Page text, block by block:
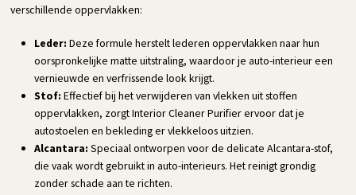
verschillende oppervlakken:
Leder: Deze formule herstelt lederen oppervlakken naar hun
oorspronkelijke matte uitstraling, waardoor je auto-interieur een
vernieuwde en verfrissende look krijgt.
Stof: Effectief bij het verwijderen van vlekken uit stoffen
oppervlakken, zorgt Interior Cleaner Purifier ervoor dat je
autostoelen en bekleding er vlekkeloos uitzien.
Alcantara: Speciaal ontworpen voor de delicate Alcantara-stof,
die vaak wordt gebruikt in auto-interieurs. Het reinigt grondig
zonder schade aan te richten.